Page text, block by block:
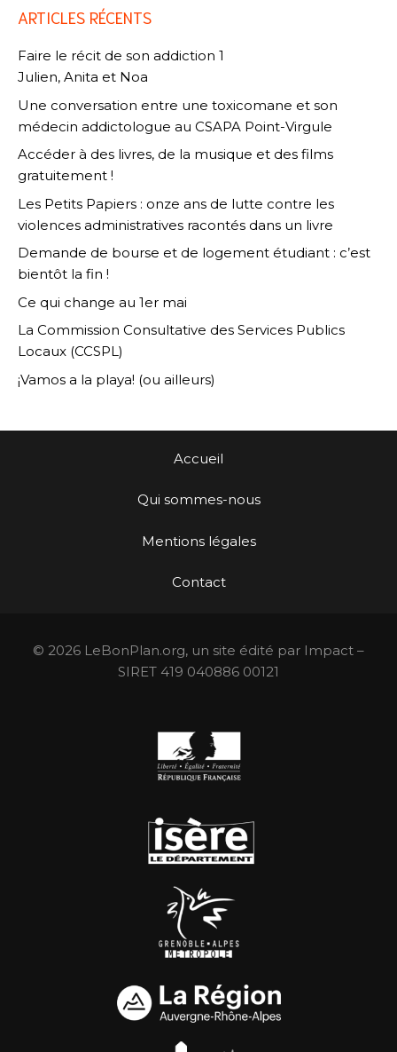
ARTICLES RÉCENTS
Faire le récit de son addiction 1
Julien, Anita et Noa
Une conversation entre une toxicomane et son
médecin addictologue au CSAPA Point-Virgule
Accéder à des livres, de la musique et des films
gratuitement !
Les Petits Papiers : onze ans de lutte contre les
violences administratives racontés dans un livre
Demande de bourse et de logement étudiant : c’est
bientôt la fin !
Ce qui change au 1er mai
La Commission Consultative des Services Publics
Locaux (CCSPL)
¡Vamos a la playa! (ou ailleurs)
Accueil
Qui sommes-nous
Mentions légales
Contact
© 2026 LeBonPlan.org, un site édité par Impact –
SIRET 419 040886 00121